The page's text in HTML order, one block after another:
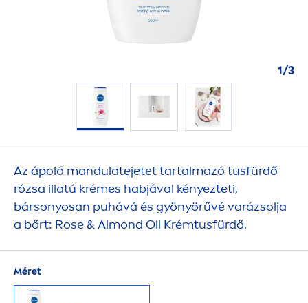
1/3
Az ápoló mandulatejetet tartalmazó tusfürdő
rózsa illatú krémes habjával kényezteti,
bársonyosan puhává és gyönyörűvé varázsolja
a bőrt: Rose& Almond Oil Krémtusfürdő.
Méret